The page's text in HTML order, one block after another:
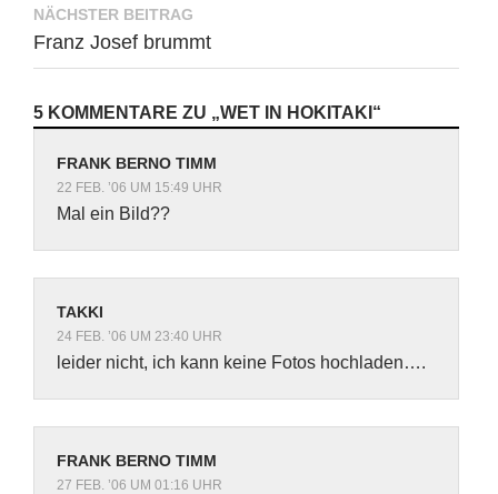
NÄCHSTER BEITRAG
Franz Josef brummt
5 KOMMENTARE ZU „WET IN HOKITAKI“
FRANK BERNO TIMM
22 FEB. ’06 UM 15:49 UHR
Mal ein Bild??
TAKKI
24 FEB. ’06 UM 23:40 UHR
leider nicht, ich kann keine Fotos hochladen….
FRANK BERNO TIMM
27 FEB. ’06 UM 01:16 UHR